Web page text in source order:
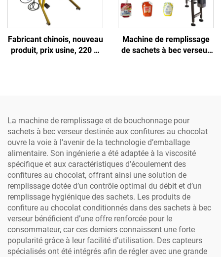
Fabricant chinois, nouveau
produit, prix usine, 220 V,
boissons et produits
chimiques
Machine de remplissage
de sachets à bec verseur
La machine de remplissage et de bouchonnage pour
sachets à bec verseur destinée aux confitures au chocolat
ouvre la voie à l’avenir de la technologie d’emballage
alimentaire. Son ingénierie a été adaptée à la viscosité
spécifique et aux caractéristiques d’écoulement des
confitures au chocolat, offrant ainsi une solution de
remplissage dotée d’un contrôle optimal du débit et d’un
remplissage hygiénique des sachets. Les produits de
confiture au chocolat conditionnés dans des sachets à bec
verseur bénéficient d’une offre renforcée pour le
consommateur, car ces derniers connaissent une forte
popularité grâce à leur facilité d’utilisation. Des capteurs
spécialisés ont été intégrés afin de régler avec une grande